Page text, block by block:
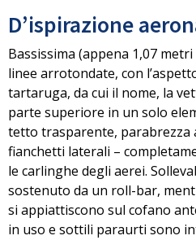
D’ispirazione
Bassissima (appena 1,07
linee arrotondate, con
tartaruga, da cui il nome, la
parte superiore in un solo
tetto trasparente, parabrezza
fianchetti laterali –
le carlinghe degli aerei.
sostenuto da un roll-bar,
si appiattiscono sul cofano
in uso e sottili paraurti sono